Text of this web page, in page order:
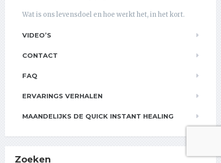
Wat is ons levensdoel en hoe werkt het, in het kort.
VIDEO’S
CONTACT
FAQ
ERVARINGS VERHALEN
MAANDELIJKS DE QUICK INSTANT HEALING
Zoeken